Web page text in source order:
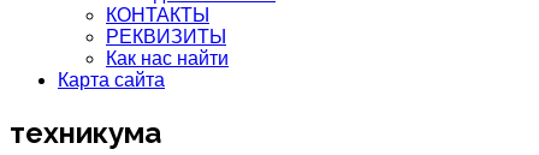
КОНТАКТЫ
РЕКВИЗИТЫ
Как нас найти
Карта сайта
техникума